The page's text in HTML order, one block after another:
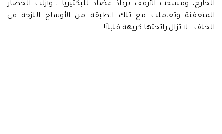
الخارج، ومسحت الأرفف برذاذ مضاد للبكتيريا ، وأزلت الخضار
المتعفنة وتعاملت مع تلك الطبقة من الأوساخ اللزجة في
الخلف - لا تزال رائحتها كريهة قليلاً!